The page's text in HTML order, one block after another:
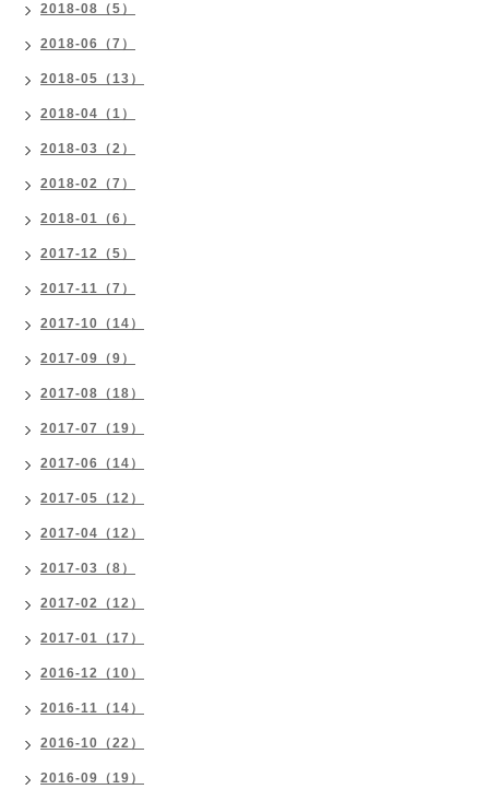
2018-08（5）
2018-06（7）
2018-05（13）
2018-04（1）
2018-03（2）
2018-02（7）
2018-01（6）
2017-12（5）
2017-11（7）
2017-10（14）
2017-09（9）
2017-08（18）
2017-07（19）
2017-06（14）
2017-05（12）
2017-04（12）
2017-03（8）
2017-02（12）
2017-01（17）
2016-12（10）
2016-11（14）
2016-10（22）
2016-09（19）